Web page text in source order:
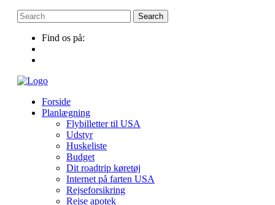
Find os på:
Forside
Planlægning
Flybilletter til USA
Udstyr
Huskeliste
Budget
Dit roadtrip køretøj
Internet på farten USA
Rejseforsikring
Rejse apotek